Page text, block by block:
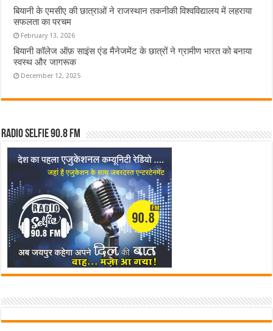
बियानी के एमसीए की छात्राओं ने राजस्थान तकनीकी विश्वविद्यालय में लहराया
सफलता का परचम
February 13, 2026
बियानी कॉलेज ऑफ़ साइंस एंड मैनेजमेंट के छात्रों ने ग्रामीण भारत को बनाया
स्वस्थ और जागरूक
December 12, 2025
Radio Selfie 90.8 FM